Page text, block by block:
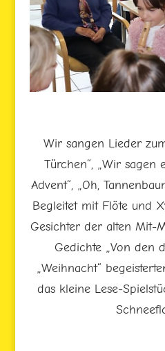
Wir sangen Lieder
Türchen“, „Wir sagen
Advent“, „Oh,
Begleitet mit Flöte und
Gesichter der alten Mit-
Gedichte „Von den
„Weihnacht“
das kleine Lese-